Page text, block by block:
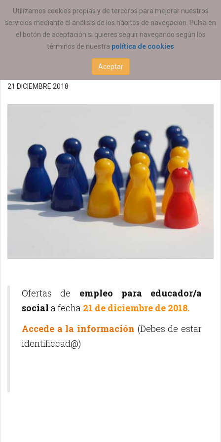
Utilizamos cookies propias y de terceros para mejorar nuestros
servicios mediante el análisis de los hábitos de navegación. Pulsa en
el botón de aceptación si quieres seguir navegando según los
términos de nuestra política de cookies
Aceptar
ESTÁ AQUÍ: ACTUALIDAD COEESCV
Oferta de empleo
21/12/2018 (P)
21 DICIEMBRE 2018
Ofertas de empleo para educador/a
social a fecha 21 de diciembre de 2018.
Accede a la información (Debes de estar
identificcad@)